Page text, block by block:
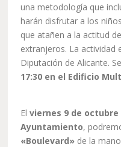
una metodología que
harán disfrutar a los
que atañen a la actitud
extranjeros. La actividad
Diputación de Alicante.
17:30 en el Edificio
Elviernes 9 de octubre
Ayuntamiento,
«Boulevard» de la